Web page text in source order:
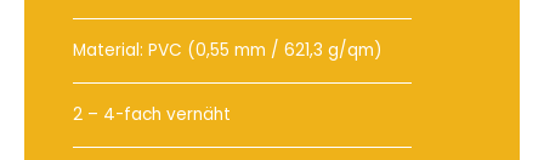
Material: PVC (0,55 mm / 621,3 g/qm)
2 – 4-fach vernäht